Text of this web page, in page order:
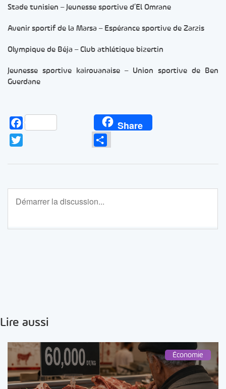
Stade tunisien – Jeunesse sportive d’El Omrane
Avenir sportif de la Marsa – Espérance sportive de Zarzis
Olympique de Béja – Club athlétique bizertin
Jeunesse sportive kairouanaise – Union sportive de Ben
Guerdane
Facebook Share
Partager
Lire aussi
Économie